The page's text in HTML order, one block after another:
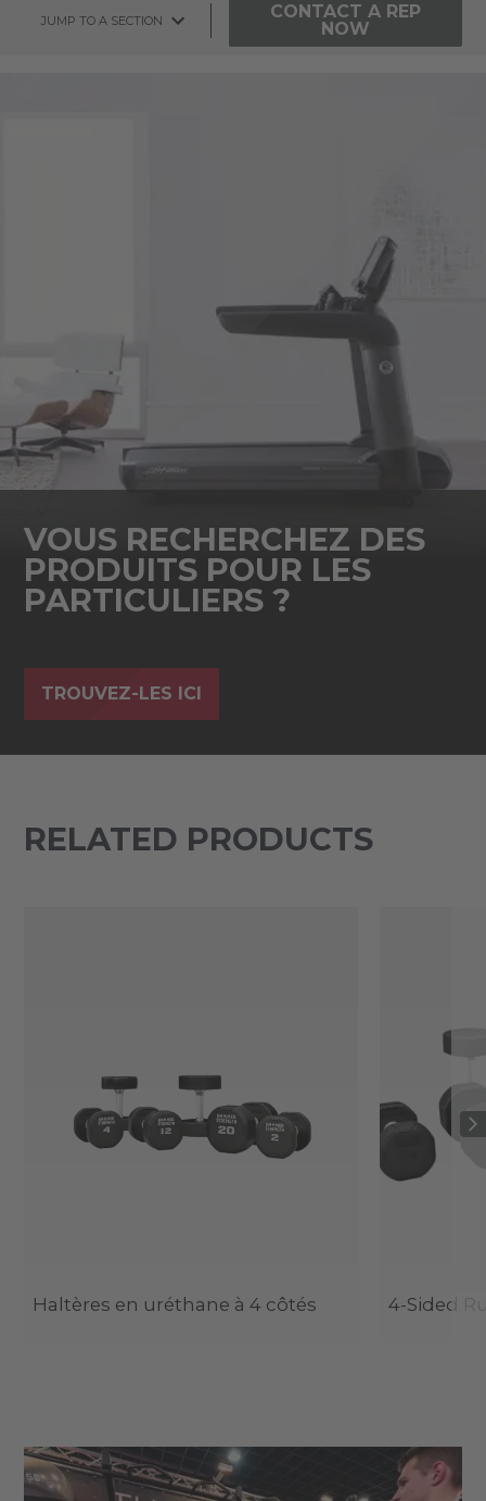
JUMP TO A SECTION
CONTACT A REP
NOW
VOUS RECHERCHEZ DES
PRODUITS POUR LES
PARTICULIERS ?
TROUVEZ-LES ICI
RELATED PRODUCTS
Haltères en uréthane à 4 côtés 4-Sided